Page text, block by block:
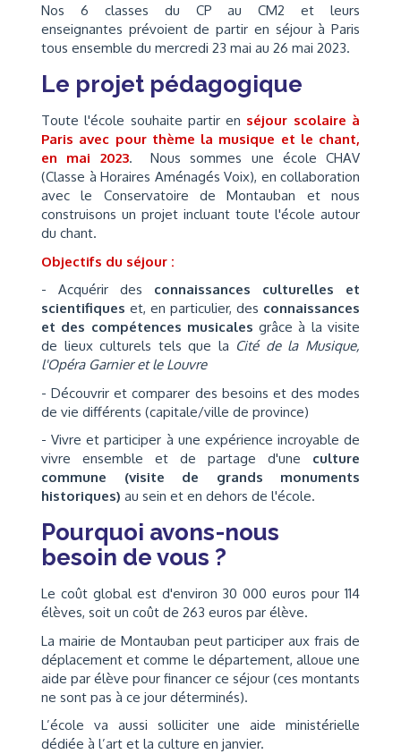
Nos 6 classes du CP au CM2 et leurs
enseignantes prévoient de partir en séjour à Paris
tous ensemble du mercredi 23 mai au 26 mai 2023.
Le projet pédagogique
Toute l'école souhaite partir en séjour scolaire à
Paris avec pour thème la musique et le chant,
en mai 2023. Nous sommes une école CHAV
(Classe à Horaires Aménagés Voix), en collaboration
avec le Conservatoire de Montauban et nous
construisons un projet incluant toute l'école autour
du chant.
Objectifs du séjour :
- Acquérir des connaissances culturelles et
scientifiques et, en particulier, des connaissances
et des compétences musicales grâce à la visite
de lieux culturels tels que la Cité de la Musique,
l'Opéra Garnier et le Louvre
- Découvrir et comparer des besoins et des modes
de vie différents (capitale/ville de province)
- Vivre et participer à une expérience incroyable de
vivre ensemble et de partage d'une culture
commune (visite de grands monuments
historiques) au sein et en dehors de l'école.
Pourquoi avons-nous
besoin de vous ?
Le coût global est d'environ 30 000 euros pour 114
élèves, soit un coût de 263 euros par élève.
La mairie de Montauban peut participer aux frais de
déplacement et comme le département, alloue une
aide par élève pour financer ce séjour (ces montants
ne sont pas à ce jour déterminés).
L’école va aussi solliciter une aide ministérielle
dédiée à l’art et la culture en janvier.